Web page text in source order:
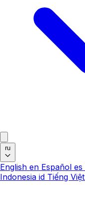
ru
English en Español es
Indonesia id Tiếng Việt